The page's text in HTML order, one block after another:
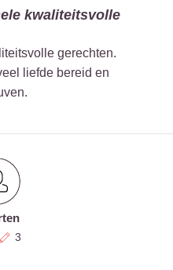
kwaliteitsvolle
gerechten.
liefde bereid en
3